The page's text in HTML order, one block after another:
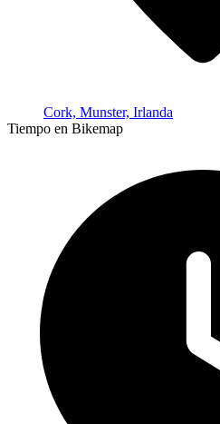
Cork, Munster, Irlanda
Tiempo en Bikemap